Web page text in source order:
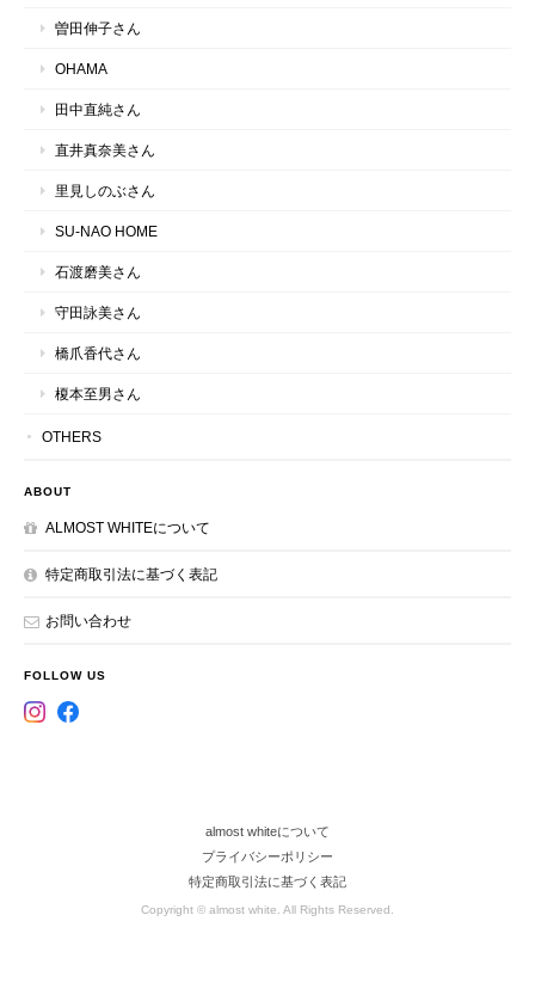
曽田伸子さん
OHAMA
田中直純さん
直井真奈美さん
里見しのぶさん
SU-NAO HOME
石渡磨美さん
守田詠美さん
橋爪香代さん
榎本至男さん
OTHERS
ABOUT
ALMOST WHITEについて
特定商取引法に基づく表記
お問い合わせ
FOLLOW US
almost whiteについて
プライバシーポリシー
特定商取引法に基づく表記
Copyright © almost white. All Rights Reserved.